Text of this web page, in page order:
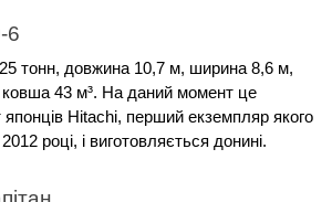
6
тонн, довжина 10,7 м, ширина 8,6 м,
43 м³. На даний момент це
японців Hitachi, перший екземпляр якого
році, і виготовляється донині.